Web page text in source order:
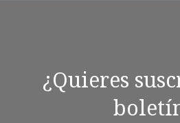
¿Quieres